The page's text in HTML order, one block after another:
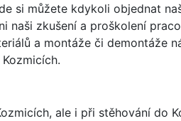
si můžete kdykoli objednat
naši zkušení a proškolení
a montáže či demontáže
ale i při stěhování do